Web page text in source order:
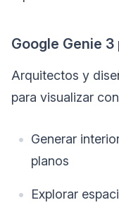
Google Genie
Arquitectos y
para visualizar
Generar
planos
Explorar